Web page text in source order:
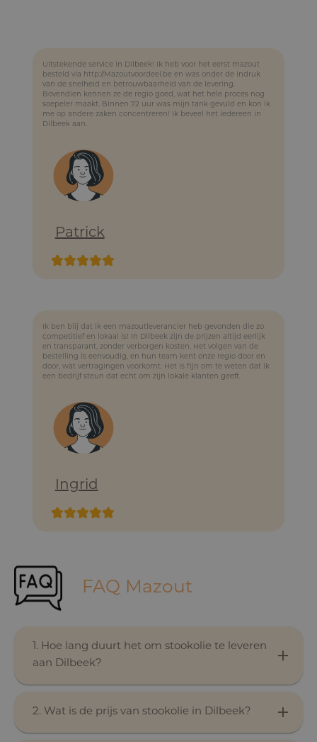
FAQ Mazout
1. Hoe lang duurt het om stookolie te leveren
aan Dilbeek?
2. Wat is de prijs van stookolie in Dilbeek?
Uitstekende service in Dilbeek! Ik heb voor het eerst mazout
besteld via http://Mazoutvoordeel.be en was onder de indruk
van de snelheid en betrouwbaarheid van de levering.
Bovendien kennen ze de regio goed, wat het hele proces nog
soepeler maakt. Binnen 72 uur was mijn tank gevuld en kon ik
me op andere zaken concentreren! Ik beveel het iedereen in
Dilbeek aan.
Patrick
Ik ben blij dat ik een mazoutleverancier heb gevonden die zo
competitief en lokaal is! In Dilbeek zijn de prijzen altijd eerlijk
en transparant, zonder verborgen kosten. Het volgen van de
bestelling is eenvoudig, en hun team kent onze regio door en
door, wat vertragingen voorkomt. Het is fijn om te weten dat ik
een bedrijf steun dat echt om zijn lokale klanten geeft.
Ingrid